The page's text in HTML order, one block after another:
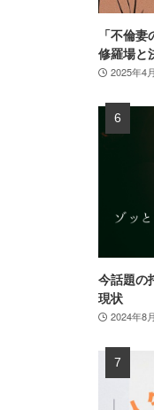
「不倫
修羅場と
2025年4
今話題の
現状
2024年8